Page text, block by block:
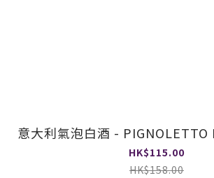
意大利氣泡白酒 - PIGNOLETTO
HK$115.00
HK$158.00